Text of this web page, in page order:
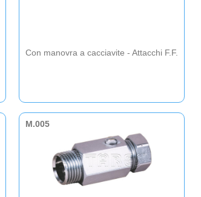
Con manovra a cacciavite - Attacchi F.F.
M.005